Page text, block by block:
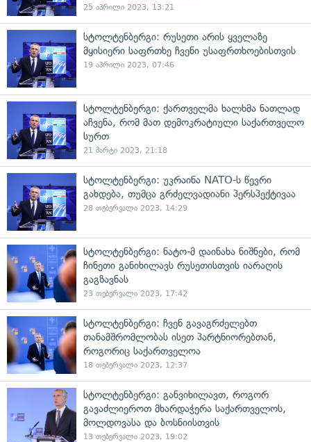
25 აპრილი 2023, 13:21
სტოლტენბერგი: რუსეთი არის ყველაზე
მყისიერი საფრთხე ჩვენი უსაფრთხოებისთვის
19 აპრილი 2023, 07:46
სტოლტენბერგი: ქართველმა ხალხმა ნათლად
აჩვენა, რომ მათ დემოკრატიული საქართველო
სურთ
21 მარტი 2023, 21:18
სტოლტენბერგი: უკრაინა NATO-ს წევრი
გახდება, თუმცა გრძელვადიანი პერსპექტივაა
28 თებერვალი 2023, 14:29
სტოლტენბერგი: ნატო-მ დაინახა ნიშნები, რომ
ჩინეთი განიხილავს რუსეთისთვის იარაღის
გაგზავნას
23 თებერვალი 2023, 17:42
სტოლტენბერგი: ჩვენ გავაგრძელებთ
თანამშრომლობას ისეთ პარტნიორებთან,
როგორიც საქართველოა
18 თებერვალი 2023, 12:37
სტოლტენბერგი: განვიხილავთ, როგორ
გავაძლიეროთ მხარდაჭერა საქართველოს,
მოლდოვასა და ბოსნიისთვის
13 თებერვალი 2023, 19:02